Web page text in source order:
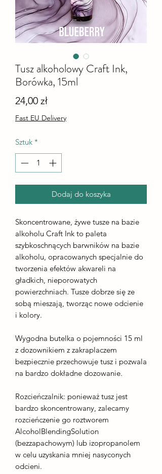
Tusz alkoholowy Craft Ink,
Borówka, 15ml
24,00 złCena
Fast EU Delivery
Sztuk *
Dodaj do koszyka
Skoncentrowane, żywe tusze na bazie
alkoholu Craft Ink to paleta
szybkoschnących barwników na bazie
alkoholu, opracowanych specjalnie do
tworzenia efektów akwareli na
gładkich, nieporowatych
powierzchniach. Tusze dobrze się ze
sobą mieszają, tworząc nowe odcienie
i kolory.
Wygodna butelka o pojemności 15 ml
z dozownikiem z zakraplaczem
bezpiecznie przechowuje tusz i pozwala
na bardzo dokładne dozowanie.
Rozcieńczalnik: ponieważ tusz jest
bardzo skoncentrowany, zalecamy
rozcieńczenie go roztworem
AlcoholBlendingSolution
(bezzapachowym) lub izopropanolem
w celu uzyskania mniej nasyconych
odcieni.